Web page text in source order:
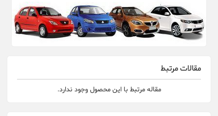
مقالات مرتبط
مقاله مرتبط با این محصول وجود ندارد.